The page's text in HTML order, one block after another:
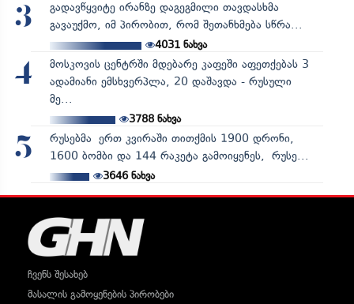
3
გადავწყვიტე ირანზე დაგეგმილი თავდასხმა
გავაუქმო, იმ პირობით, რომ შეთანხმება სწრა...
4031ნახვა
4
მოსკოვის ცენტრში მდებარე კაფეში აფეთქებას 3
ადამიანი ემსხვერპლა, 20 დაშავდა - რუსული
მე...
3788ნახვა
5
რუსებმა ერთ კვირაში თითქმის 1900 დრონი,
1600 ბომბი და 144 რაკეტა გამოიყენეს, რუსე...
3646ნახვა
ჩვენს შესახებ
მასალის გამოყენების პირობები